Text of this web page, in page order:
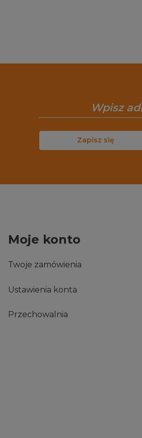
Zapisz się
Moje konto
Twoje zamówienia
Ustawienia konta
Przechowalnia